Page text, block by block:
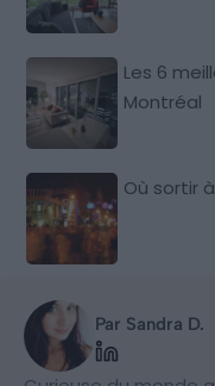
Les 6
Montréal
Où sortir
Par Sandra D.